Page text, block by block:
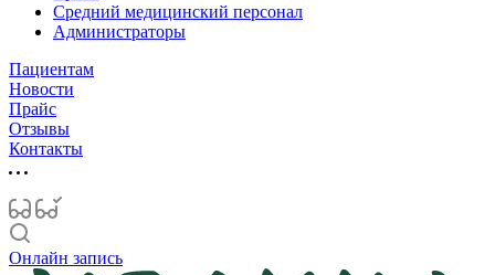
Средний медицинский персонал
Администраторы
Пациентам
Новости
Прайс
Отзывы
Контакты
Онлайн запись